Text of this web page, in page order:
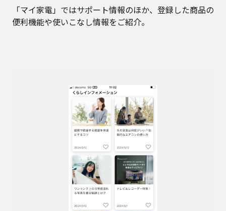
「マイ家電」ではサポート情報のほか、登録した商品の
便利機能や使いこなし情報をご紹介。